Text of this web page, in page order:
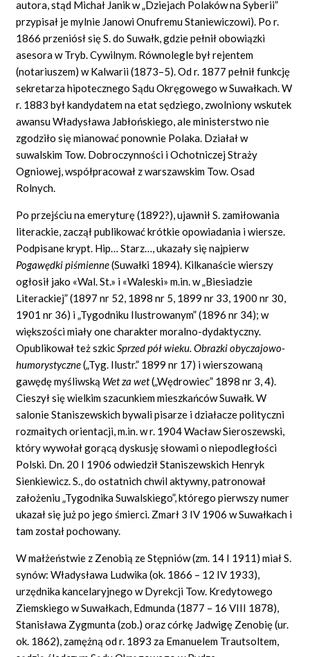
autora, stąd Michał Janik w „Dziejach Polaków na Syberii”
przypisał je mylnie Janowi Onufremu Staniewiczowi). Po r.
1866 przeniósł się S. do Suwałk, gdzie pełnił obowiązki
asesora w Tryb. Cywilnym. Równolegle był rejentem
(notariuszem) w Kalwarii (1873–5). Od r. 1877 pełnił funkcję
sekretarza hipotecznego Sądu Okręgowego w Suwałkach. W
r. 1883 był kandydatem na etat sędziego, zwolniony wskutek
awansu Władysława Jabłońskiego, ale ministerstwo nie
zgodziło się mianować ponownie Polaka. Działał w
suwalskim Tow. Dobroczynności i Ochotniczej Straży
Ogniowej, współpracował z warszawskim Tow. Osad
Rolnych.
Po przejściu na emeryturę (1892?), ujawnił S. zamiłowania
literackie, zaczął publikować krótkie opowiadania i wiersze.
Podpisane krypt. Hip… Starz…, ukazały się najpierw
Pogawędki piśmienne(Suwałki 1894). Kilkanaście wierszy
ogłosił jako «Wal. St.» i «Waleski» m.in. w „Biesiadzie
Literackiej” (1897 nr 52, 1898 nr 5, 1899 nr 33, 1900 nr 30,
1901 nr 36) i „Tygodniku Ilustrowanym” (1896 nr 34); w
większości miały one charakter moralno-dydaktyczny.
Opublikował też szkicSprzed pół wieku. Obrazki obyczajowo-
humorystyczne(„Tyg. Ilustr.” 1899 nr 17) i wierszowaną
gawędę myśliwską Wet za wet(„Wędrowiec” 1898 nr 3, 4).
Cieszył się wielkim szacunkiem mieszkańców Suwałk. W
salonie Staniszewskich bywali pisarze i działacze polityczni
rozmaitych orientacji, m.in. w r. 1904 Wacław Sieroszewski,
który wywołał gorącą dyskusję słowami o niepodległości
Polski. Dn. 20 I 1906 odwiedził Staniszewskich Henryk
Sienkiewicz. S., do ostatnich chwil aktywny, patronował
założeniu „Tygodnika Suwalskiego”, którego pierwszy numer
ukazał się już po jego śmierci. Zmarł 3 IV 1906 w Suwałkach i
tam został pochowany.
W małżeństwie z Zenobią ze Stępniów (zm. 14 I 1911) miał S.
synów: Władysława Ludwika (ok. 1866 – 12 IV 1933),
urzędnika kancelaryjnego w Dyrekcji Tow. Kredytowego
Ziemskiego w Suwałkach, Edmunda (1877 – 16 VIII 1878),
Stanisława Zygmunta (zob.) oraz córkę Jadwigę Zenobię (ur.
ok. 1862), zamężną od r. 1893 za Emanuelem Trautsoltem,